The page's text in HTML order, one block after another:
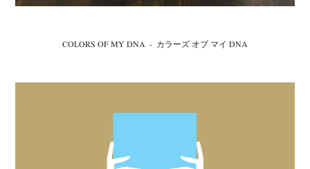
COLORS OF MY DNA  -  カラーズ オブ マイ DNA